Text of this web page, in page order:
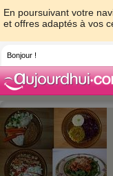
En poursuivant votre
et offres adaptés à vos
Bonjour !